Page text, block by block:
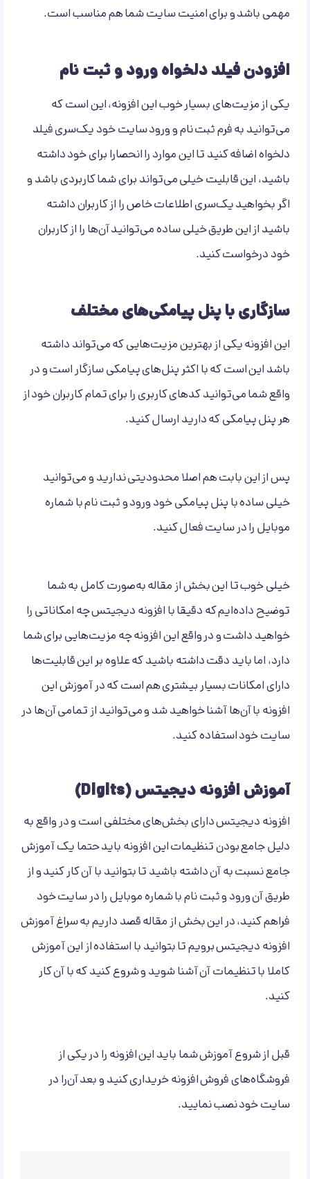
مهمی باشد و برای امنیت سایت شما هم مناسب است.
افزودن فیلد دلخواه ورود و ثبت نام
یکی از مزیت‌های بسیار خوب این افزونه، این است که
می‌توانید به فرم ثبت نام و ورود سایت خود یک‌سری فیلد
دلخواه اضافه کنید تا این موارد را انحصارا برای خود داشته
باشید، این قابلیت خیلی می‌تواند برای شما کاربردی باشد و
اگر بخواهید یک‌سری اطلاعات خاص را از کاربران داشته
باشید از این طریق خیلی ساده می‌توانید آن‌ها را از کاربران
خود درخواست کنید.
سازگاری با پنل پیامکی‌های مختلف
این افزونه یکی از بهترین مزیت‌هایی که می‌تواند داشته
باشد این است که با اکثر پنل‌های پیامکی سازگار است و در
واقع شما می‌توانید کد‌های کاربری را برای تمام کاربران خود از
هر پنل پیامکی که دارید ارسال کنید.
پس از این بابت هم اصلا محدودیتی ندارید و می‌توانید
خیلی ساده با پنل پیامکی خود ورود و ثبت نام با شماره
موبایل را در سایت فعال کنید.
خیلی خوب تا این بخش از مقاله به‌صورت کامل به شما
توضیح داده‌ایم که دقیقا با افزونه دیجیتس چه امکاناتی را
خواهید داشت و در واقع این افزونه چه مزیت‌هایی برای شما
دارد، اما باید دقت داشته باشید که علاوه بر این قابلیت‌ها
دارای امکانات بسیار بیشتری هم است که در آموزش این
افزونه با آن‌ها آشنا خواهید شد و می‌توانید از تمامی آن‌ها در
سایت خود استفاده کنید.
آموزش افزونه دیجیتس (Digits)
افزونه دیجیتس دارای بخش‌های مختلفی است و در واقع به
دلیل جامع بودن تنظیمات این افزونه باید حتما یک آموزش
جامع نسبت به آن داشته باشید تا بتوانید با آن کار کنید و از
طریق آن ورود و ثبت نام با شماره موبایل را در سایت خود
فراهم کنید، در این بخش از مقاله قصد داریم به سراغ آموزش
افزونه دیجیتس برویم تا بتوانید با استفاده از این آموزش
کاملا با تنظیمات آن آشنا شوید و شروع کنید که با آن کار
کنید.
قبل از شروع آموزش شما باید این افزونه را در یکی از
فروشگاه‌‌های فروش افزونه خریداری کنید و بعد آن‌را در
سایت خود نصب نمایید.